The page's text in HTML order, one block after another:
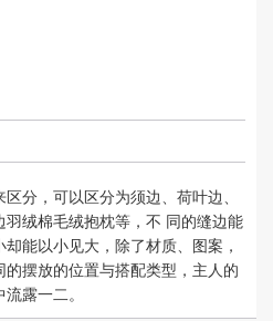
分，可以区分为须边、荷叶边、
毛绒抱枕等，不 同的缝边能
能以小见大，除了材质、图案，
摆放的位置与搭配类型，主人的
露一二。